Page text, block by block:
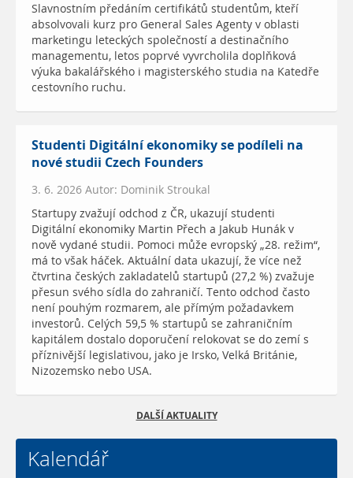
Slavnostním předáním certifikátů studentům, kteří
absolvovali kurz pro General Sales Agenty v oblasti
marketingu leteckých společností a destinačního
managementu, letos poprvé vyvrcholila doplňková
výuka bakalářského i magisterského studia na Katedře
cestovního ruchu.
Studenti Digitální ekonomiky se podíleli na
nové studii Czech Founders
3. 6. 2026 Autor: Dominik Stroukal
Startupy zvažují odchod z ČR, ukazují studenti
Digitální ekonomiky Martin Přech a Jakub Hunák v
nově vydané studii. Pomoci může evropský „28. režim“,
má to však háček. Aktuální data ukazují, že více než
čtvrtina českých zakladatelů startupů (27,2 %) zvažuje
přesun svého sídla do zahraničí. Tento odchod často
není pouhým rozmarem, ale přímým požadavkem
investorů. Celých 59,5 % startupů se zahraničním
kapitálem dostalo doporučení relokovat se do zemí s
příznivější legislativou, jako je Irsko, Velká Británie,
Nizozemsko nebo USA.
DALŠÍ AKTUALITY
Kalendář